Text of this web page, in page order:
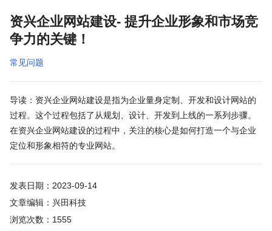
资兴企业网站建设- 提升企业形象和市场竞
争力的关键！
常见问题
导读：资兴企业网站建设是指为企业量身定制、开发和设计网站的
过程。这个过程包括了从规划、设计、开发到上线的一系列步骤。
在资兴企业网站建设的过程中，关注的核心是如何打造一个与企业
定位和形象相符的专业网站。
发表日期：2023-09-14
文章编辑：兴田科技
浏览次数：1555